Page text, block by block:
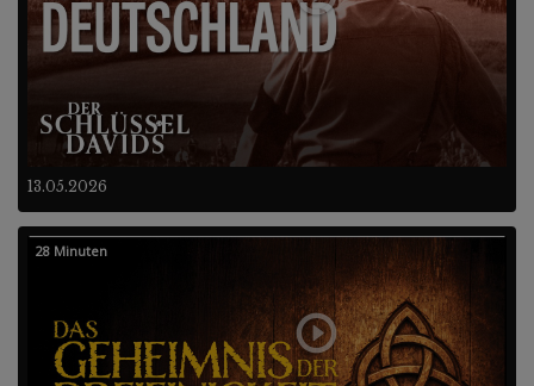
13.05.2026
28 Minuten